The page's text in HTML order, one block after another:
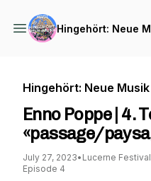
Hingehört: Neue
Hingehört: Neue Musik
Enno Poppe | 4.
«passage/
July 27, 2023• Lucerne Festival
Episode 4